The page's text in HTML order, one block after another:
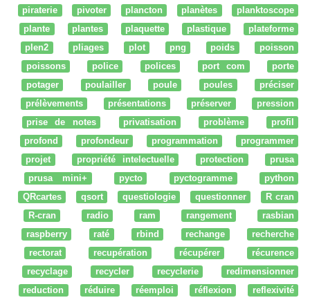
piraterie
pivoter plancton planètes
planktoscope
plante
plantes plaquette plastique
plateforme
plen2
pliages plot png poids
poisson
poissons
police polices port com
porte
potager
poulailler poule poules
préciser
prélèvements
présentations préserver
pression
prise de notes
privatisation problème
profil
profond
profondeur programmation
programmer
projet
propriété intelectuelle protection
prusa
prusa mini+
pycto pyctogramme
python
QRcartes
qsort questiologie questionner
R cran
R-cran
radio ram rangement
rasbian
raspberry
raté rbind rechange
recherche
rectorat
recupération récupérer
récurence
recyclage
recycler recyclerie
redimensionner
reduction
réduire réemploi réflexion
reflexivité